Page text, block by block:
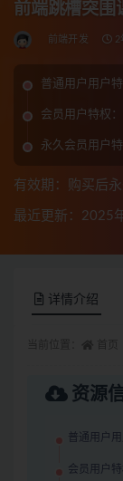
前端跳槽突围
前端开发 2
普通用户用户特
会员用户特权：
永久会员用户特
有效期：购买后
最近更新：2025
详情介绍
资源
普通用户用
会员用户特